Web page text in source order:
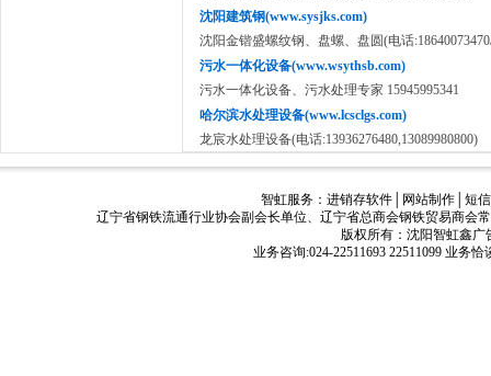
沈阳建筑钢(www.sysjks.com)
沈阳金锴盛螺纹钢、盘螺、盘圆(电话
污水一体化设备(www.wsythsb.com)
污水一体化设备、污水处理专家 15945995341
哈尔滨水处理设备(www.lcsclgs.com)
龙宸水处理设备(电话:13936276480,13089980800)
智虹服务： 进销存软件│ 网站制作│ 短
辽宁省钢铁流通行业协会副会长单位、辽宁省总商会钢铁贸易商会
版权所有：沈阳智虹鑫广
业务咨询:024-22511693 22511099 业务